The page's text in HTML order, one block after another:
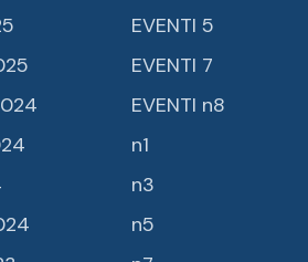
EVENTI 5
EVENTI 7
EVENTI n8
n1
n3
n5